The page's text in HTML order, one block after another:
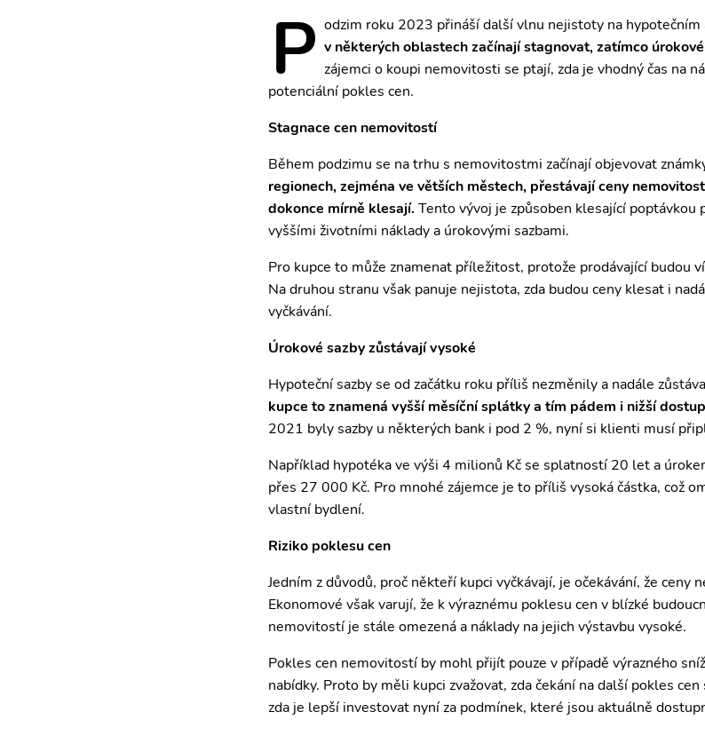
P odzim roku 2023 přináší další vlnu nejistoty na
v některých oblastech začínají stagnovat, zatímco
zájemci o koupi nemovitosti se ptají, zda je vhodný čas na
potenciální pokles cen.
Stagnace cen nemovitostí
Během podzimu se na trhu s nemovitostmi začínají objevovat
regionech, zejména ve větších městech, přestávají ceny
dokonce mírně klesají. Tento vývoj je způsoben klesající poptávkou
vyššími životními náklady a úrokovými sazbami.
Pro kupce to může znamenat příležitost, protože prodávající budou
Na druhou stranu však panuje nejistota, zda budou ceny klesat i
vyčkávání.
Úrokové sazby zůstávají vysoké
Hypoteční sazby se od začátku roku příliš nezměnily a nadále
kupce to znamená vyšší měsíční splátky a tím pádem i nižší
2021 byly sazby u některých bank i pod 2 %, nyní si klienti musí
Například hypotéka ve výši 4 milionů Kč se splatností 20 let a
přes 27 000 Kč. Pro mnohé zájemce je to příliš vysoká částka, což
vlastní bydlení.
Riziko poklesu cen
Jedním z důvodů, proč někteří kupci vyčkávají, je očekávání, že
Ekonomové však varují, že k výraznému poklesu cen v blízké
nemovitostí je stále omezená a náklady na jejich výstavbu vysoké.
Pokles cen nemovitostí by mohl přijít pouze v případě výrazného
nabídky. Proto by měli kupci zvažovat, zda čekání na další pokles
zda je lepší investovat nyní za podmínek, které jsou aktuálně